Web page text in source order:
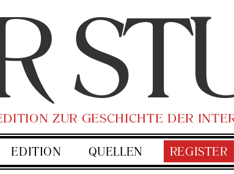
ST
ZUR GE­SCHICH­TE DER
EDI­TI­ON QUEL­LEN RE­GIS­TER